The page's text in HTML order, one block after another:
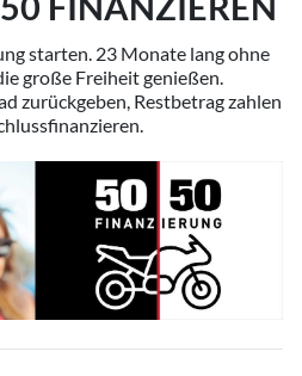
starten. 23 Monate lang ohne
große Freiheit genießen.
zurückgeben, Restbetrag zahlen